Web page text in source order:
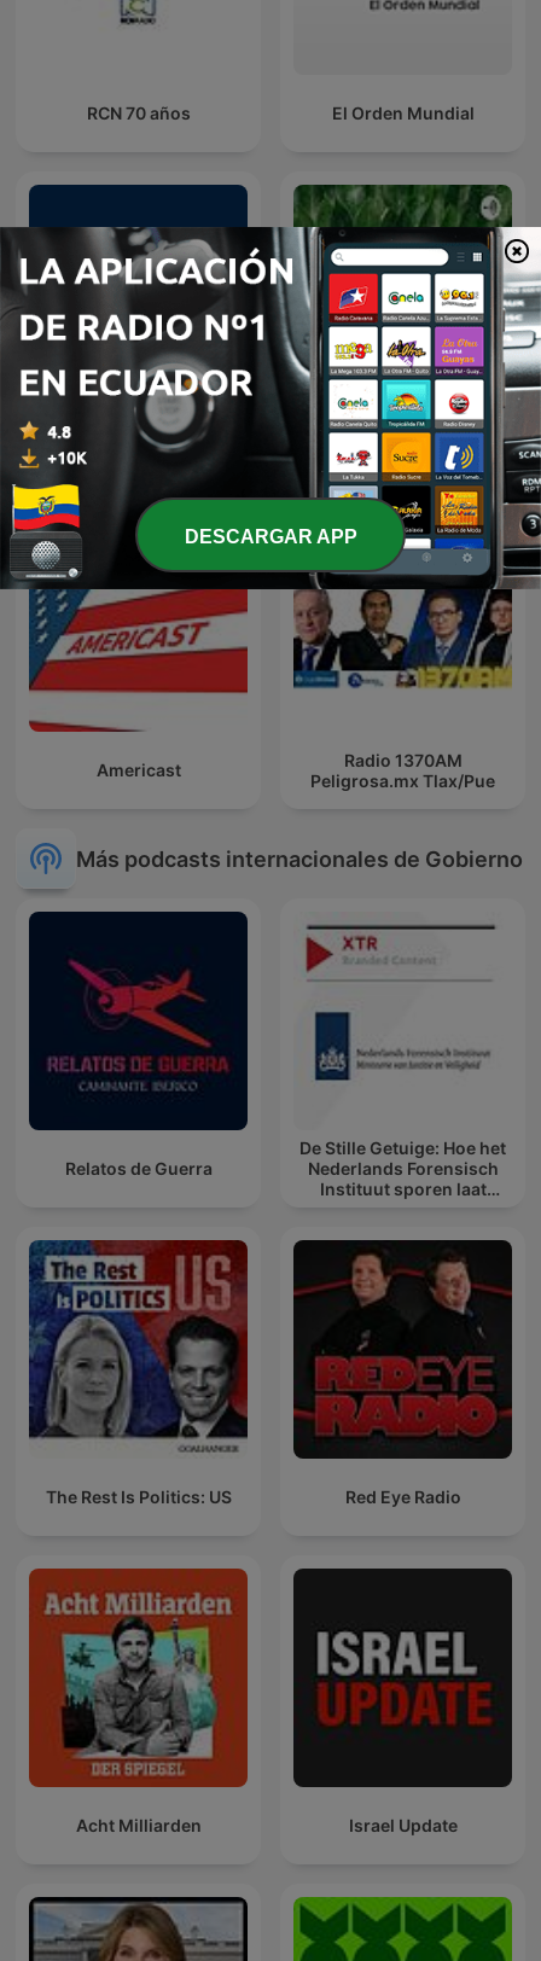
RCN 70 años El Orden Mundial
Municipal Equation
Podcast
Amazon
Americast
Radio 1370AM
Peligrosa.mx Tlax/Pue
Más podcasts internacionales de Gobierno
Relatos de Guerra
De Stille Getuige: Hoe het
Nederlands Forensisch
Instituut sporen laat
The Rest Is Politics: US Red Eye Radio
Acht Milliarden Israel Update
DESCARGAR APP